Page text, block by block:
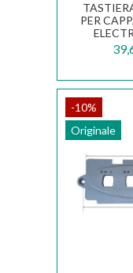
PER
-10%
Originale